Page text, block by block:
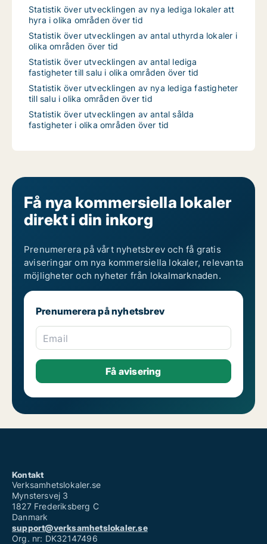
Statistik över utvecklingen av nya lediga lokaler att
hyra i olika områden över tid
Statistik över utvecklingen av antal uthyrda lokaler i
olika områden över tid
Statistik över utvecklingen av antal lediga
fastigheter till salu i olika områden över tid
Statistik över utvecklingen av nya lediga fastigheter
till salu i olika områden över tid
Statistik över utvecklingen av antal sålda
fastigheter i olika områden över tid
Få nya kommersiella lokaler
direkt i din inkorg
Prenumerera på vårt nyhetsbrev och få gratis
aviseringar om nya kommersiella lokaler, relevanta
möjligheter och nyheter från lokalmarknaden.
Prenumerera på nyhetsbrev
Email
Kontakt
Verksamhetslokaler.se
Mynstersvej 3
1827 Frederiksberg C
Danmark
support@verksamhetslokaler.se
Org. nr: DK32147496